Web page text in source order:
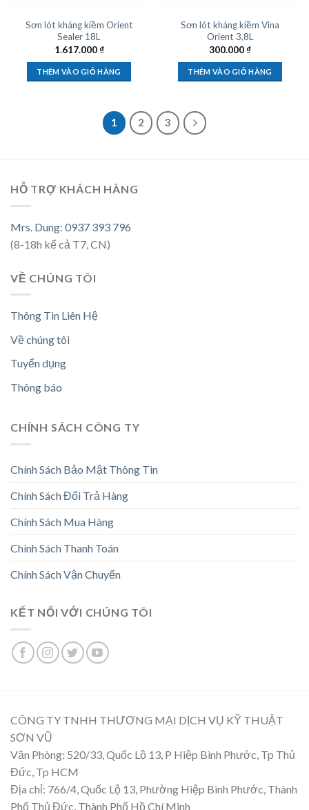
Sơn lót kháng kiềm Orient
Sealer 18L
1.617.000₫
THÊM VÀO GIỎ HÀNG
Sơn lót kháng kiềm Vina
Orient 3,8L
300.000₫
THÊM VÀO GIỎ HÀNG
1 2 3
HỖ TRỢ KHÁCH HÀNG
Mrs. Dung: 0937 393 796
(8-18h kể cả T7, CN)
VỀ CHÚNG TÔI
Thông Tin Liên Hệ
Về chúng tôi
Tuyển dụng
Thông báo
CHÍNH SÁCH CÔNG TY
Chính Sách Bảo Mật Thông Tin
Chính Sách Đổi Trả Hàng
Chính Sách Mua Hàng
Chính Sách Thanh Toán
Chính Sách Vận Chuyển
KẾT NỐI VỚI CHÚNG TÔI
CÔNG TY TNHH THƯƠNG MẠI DỊCH VỤ KỸ THUẬT
SƠN VŨ
Văn Phòng: 520/33, Quốc Lộ 13, P Hiệp Bình Phước, Tp Thủ
Đức, Tp HCM
Địa chỉ: 766/4, Quốc Lộ 13, Phường Hiệp Bình Phước, Thành
Phố Thủ Đức, Thành Phố Hồ Chí Minh